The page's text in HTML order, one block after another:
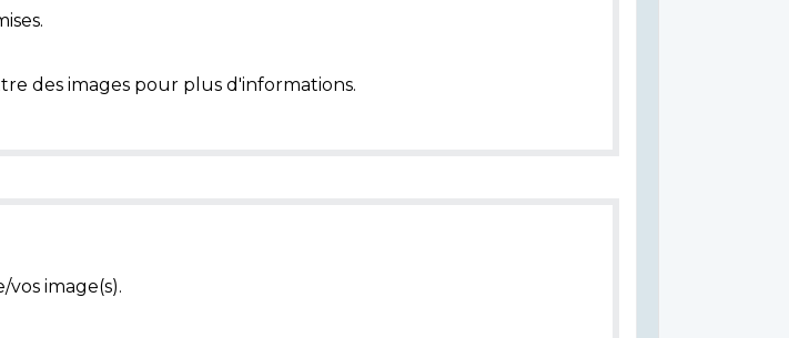
des images pour plus d'informations.
image(s).